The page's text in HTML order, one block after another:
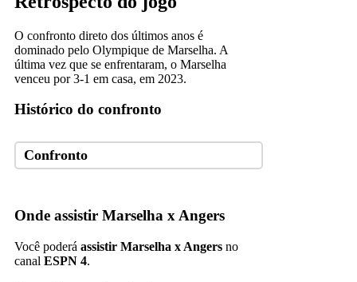
O confronto direto dos últimos anos é
dominado pelo Olympique de Marselha. A
última vez que se enfrentaram, o Marselha
venceu por 3-1 em casa, em 2023.
Histórico do confronto
Confronto
Onde assistir Marselha x Angers
Você poderá assistir Marselha x Angers no
canal ESPN 4.